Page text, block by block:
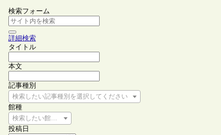
検索フォーム
詳細検索
タイトル
本文
記事種別
検索したい記事種別を選択してください
館種
検索したい館種を選択してください
投稿日